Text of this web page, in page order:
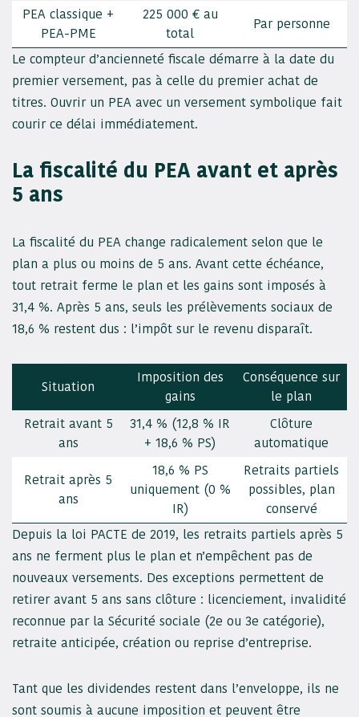
PEA classique +
PEA-PME
225 000 € au
total
Par personne
Le compteur d’ancienneté fiscale démarre à la date du
premier versement, pas à celle du premier achat de
titres. Ouvrir un PEA avec un versement symbolique fait
courir ce délai immédiatement.
La fiscalité du PEA avant et après
5 ans
La fiscalité du PEA change radicalement selon que le
plan a plus ou moins de 5 ans. Avant cette échéance,
tout retrait ferme le plan et les gains sont imposés à
31,4 %. Après 5 ans, seuls les prélèvements sociaux de
18,6 % restent dus : l’impôt sur le revenu disparaît.
Situation
Imposition des
gains
Conséquence sur
le plan
Retrait avant 5
ans
31,4 % (12,8 % IR
+ 18,6 % PS)
Clôture
automatique
Retrait après 5
ans
18,6 % PS
uniquement (0 %
IR)
Retraits partiels
possibles, plan
conservé
Depuis la loi PACTE de 2019, les retraits partiels après 5
ans ne ferment plus le plan et n’empêchent pas de
nouveaux versements. Des exceptions permettent de
retirer avant 5 ans sans clôture : licenciement, invalidité
reconnue par la Sécurité sociale (2e ou 3e catégorie),
retraite anticipée, création ou reprise d’entreprise.
Tant que les dividendes restent dans l’enveloppe, ils ne
sont soumis à aucune imposition et peuvent être